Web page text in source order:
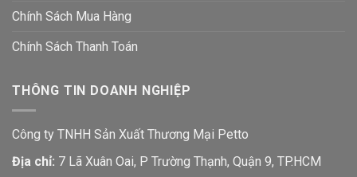
Chính Sách Mua Hàng
Chính Sách Thanh Toán
THÔNG TIN DOANH NGHIỆP
Công ty TNHH Sản Xuất Thương Mại Petto
Địa chỉ: 7 Lã Xuân Oai, P Trường Thạnh, Quận 9, TP.HCM